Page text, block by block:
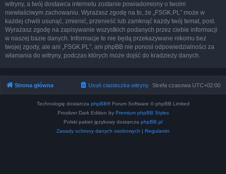
witryny, a twój dostawca internetu zostanie powiadomiony o twoim
niewłaściwym zachowaniu. Wyrażasz zgodę na to, że „FSGK.PL” może w
każdej chwili usunąć, zmienić, przenieść lub zamknąć każdy twój temat, post.
Wyrażasz zgodę na zapisywanie wszystkich podanych przez ciebie informacji
w naszej bazie danych. Informacje te nie będą przekazywane nikomu bez
twojej zgody, ale ani „FSGK.PL”, ani phpBB nie ponosi odpowiedzialności za
włamania do witryny, podczas których może dojść do kradzieży danych.
Strona główna Strefa czasowa UTC+02:00
Usuń ciasteczka witryny
Technologię dostarcza phpBB® Forum Software © phpBB Limited
Prosilver Dark Edition by Premium phpBB Styles
Polski pakiet językowy dostarcza phpBB.pl
Zasady ochrony danych osobowych | Regulamin